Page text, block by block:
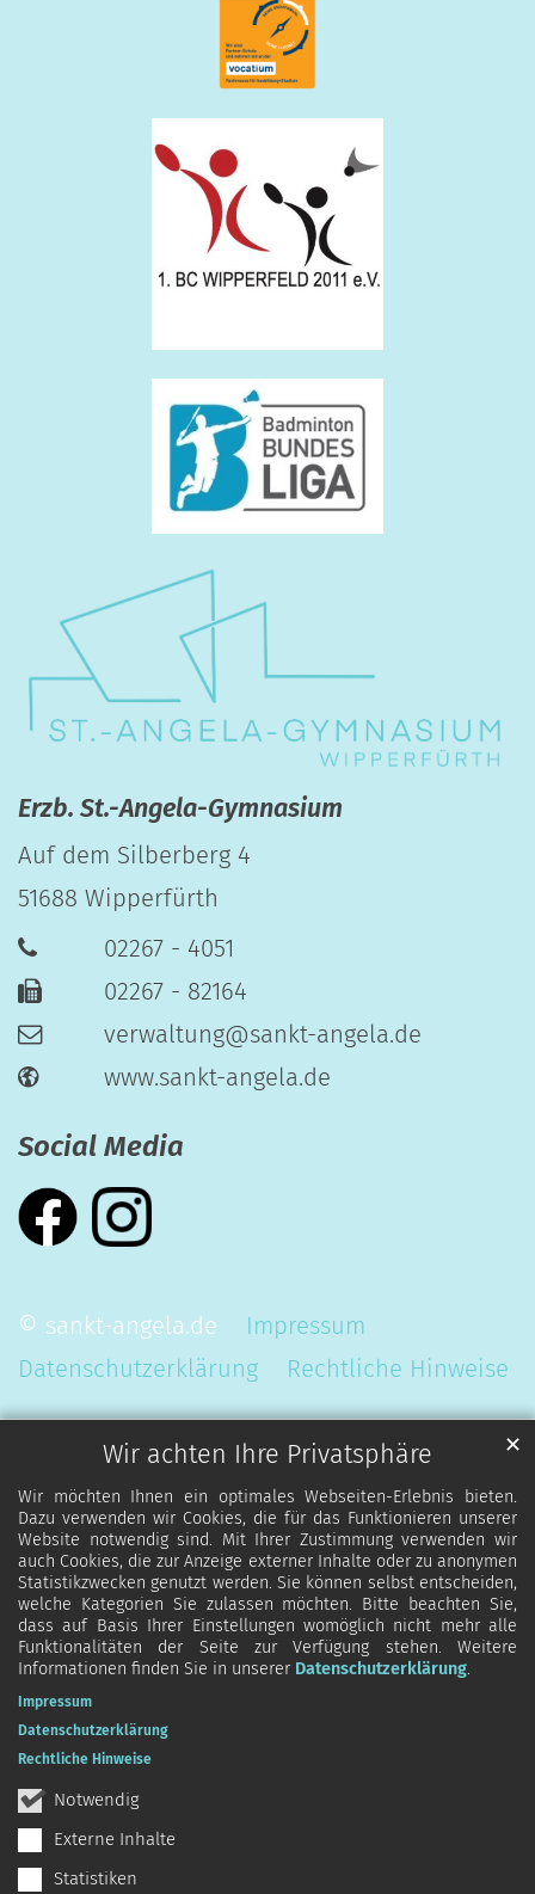
Wir achten Ihre Privatsphäre
Wir möchten Ihnen ein optimales Webseiten-Erlebnis bieten.
Dazu verwenden wir Cookies, die für das Funktionieren unserer
Website notwendig sind. Mit Ihrer Zustimmung verwenden wir
auch Cookies, die zur Anzeige externer Inhalte oder zu anonymen
Statistikzwecken genutzt werden. Sie können selbst entscheiden,
welche Kategorien Sie zulassen möchten. Bitte beachten Sie,
dass auf Basis Ihrer Einstellungen womöglich nicht mehr alle
Funktionalitäten der Seite zur Verfügung stehen. Weitere
Informationen finden Sie in unserer Datenschutzerklärung.
Notwendig
Externe Inhalte
Statistiken
✕
Impressum
Datenschutzerklärung
Rechtliche Hinweise
Erzb. St.-Angela-Gymnasium
Auf dem Silberberg 4
51688 Wipperfürth
02267 - 4051
02267 - 82164
verwaltung@sankt-angela.de
www.sankt-angela.de
Social Media
© sankt-angela.de
Impressum
Datenschutzerklärung
Rechtliche Hinweise